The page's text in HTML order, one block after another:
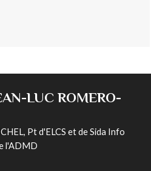
LUC ROMERO-
Pt d'ELCS et de Sida Info
l'ADMD